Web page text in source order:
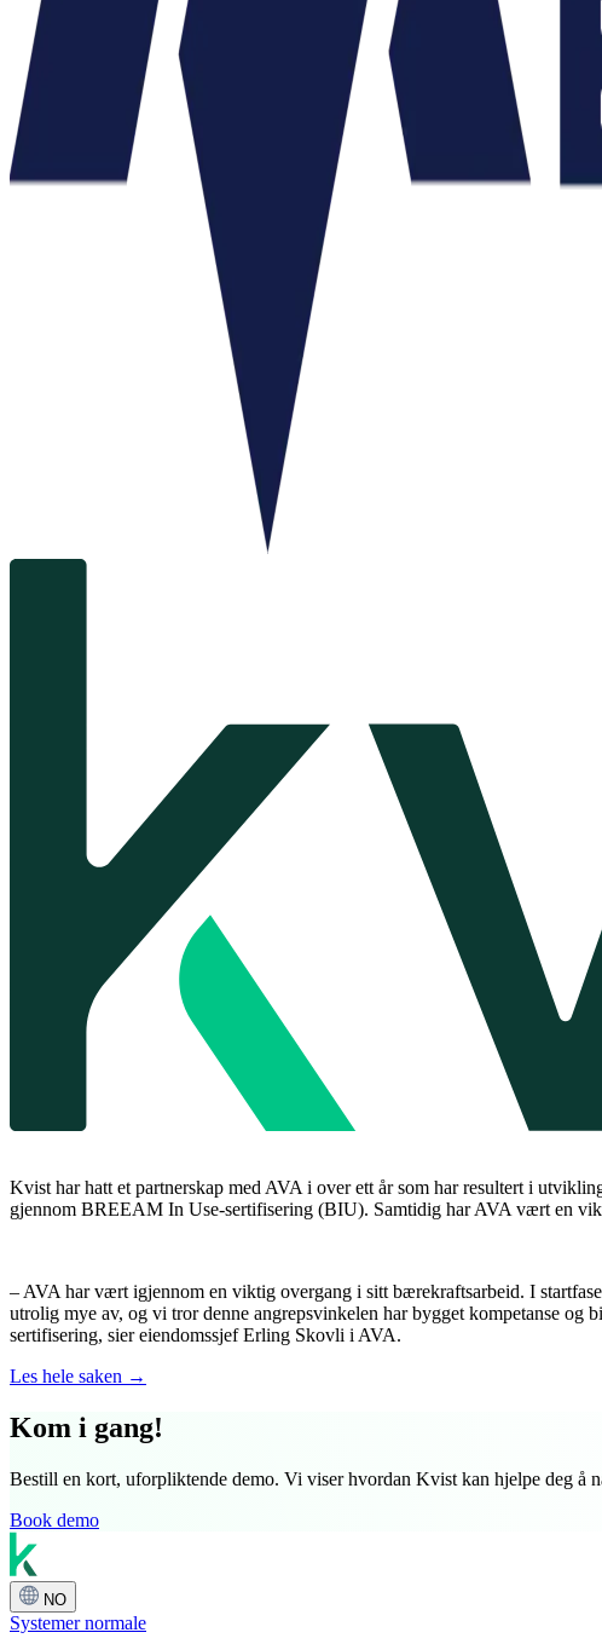
Kvist har hatt et partnerskap med AVA i over ett år som har resultert i
gjennom BREEAM In Use-sertifisering (BIU). Samtidig har AVA vært en
– AVA har vært igjennom en viktig overgang i sitt bærekraftsarbeid. I
utrolig mye av, og vi tror denne angrepsvinkelen har bygget kompetanse
sertifisering, sier eiendomssjef Erling Skovli i AVA.
Les hele saken →
Kom i gang!
Bestill en kort, uforpliktende demo. Vi viser hvordan Kvist kan hjelpe deg å
Book demo
NO
Systemer normale